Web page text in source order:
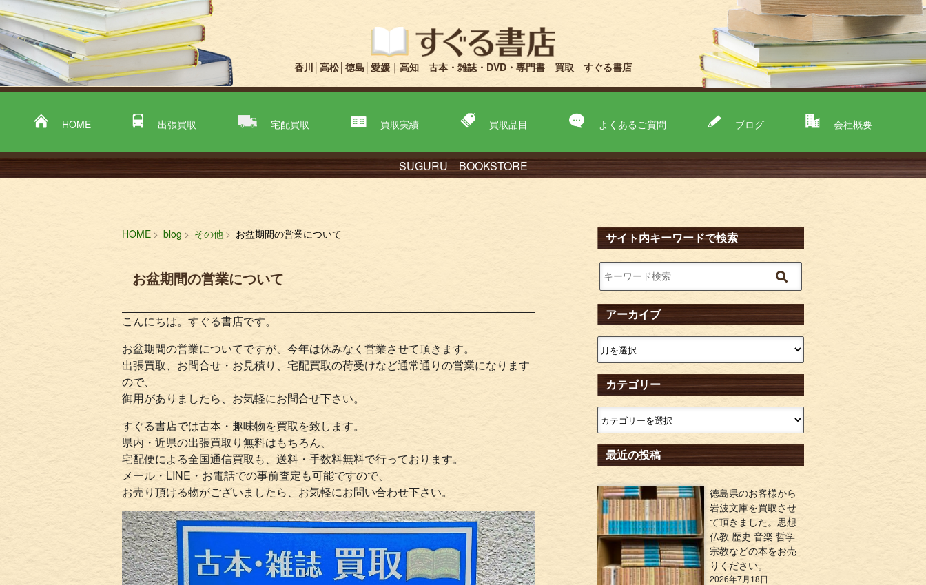
香川│高松│徳島│愛媛｜高知 古本・雑誌・DVD・専門書 買取 すぐる書店
HOME 出張買取 宅配買取 買取実績 買取品目 よくあるご質問 ブログ 会社概要
SUGURU BOOKSTORE
HOME blog その他 お盆期間の営業について
お盆期間の営業について
こんにちは。すぐる書店です。
お盆期間の営業についてですが、今年は休みなく営業させて頂きます。
出張買取、お問合せ・お見積り、宅配買取の荷受けなど通常通りの営業になります
ので、
御用がありましたら、お気軽にお問合せ下さい。
すぐる書店では古本・趣味物を買取を致します。
県内・近県の出張買取り無料はもちろん、
宅配便による全国通信買取も、送料・手数料無料で行っております。
メール・LINE・お電話での事前査定も可能ですので、
お売り頂ける物がございましたら、お気軽にお問い合わせ下さい。
サイト内キーワードで検索
アーカイブ
カテゴリー
最近の投稿
徳島県のお客様から
岩波文庫を買取させ
て頂きました。思想
仏教 歴史 音楽 哲学
宗教などの本をお売
りください。
2026年7月18日